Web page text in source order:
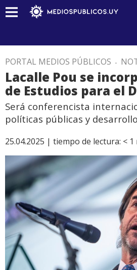
PORTAL MEDIOS PÚBLICOS .
Lacalle Pou se
de Estudios para el
Será conferencista
políticas públicas y desarrollo
25.04.2025 | tiempo de lectura: < 1